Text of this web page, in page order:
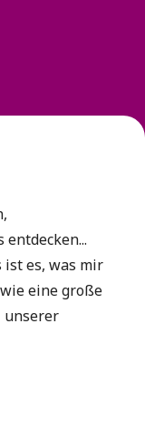
ist es, was mir
eine große
unserer
Straßen
Neues.
im Katalog,
die schafft